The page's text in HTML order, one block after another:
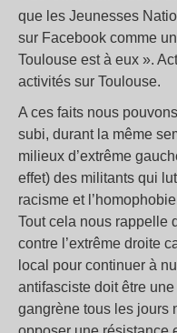
que les Jeunesses
sur Facebook comme
Toulouse est à eux ».
activités sur Toulouse.
A ces faits nous
subi, durant la même
milieux d’extrême
effet) des militants qui
racisme et
Tout cela nous rappelle
contre l’extrême droite
local pour continuer à
antifasciste doit être
gangrène tous les jours